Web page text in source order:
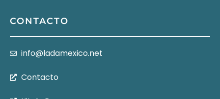
CONTACTO
info@ladamexico.net
Contacto